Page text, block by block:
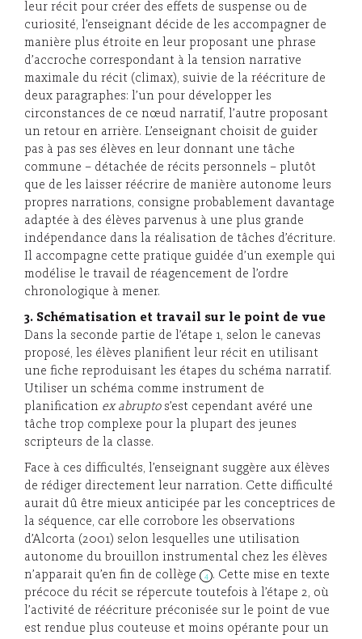
leur récit pour créer des effets de suspense ou de
curiosité, l’enseignant décide de les accompagner de
manière plus étroite en leur proposant une phrase
d’accroche correspondant à la tension narrative
maximale du récit (climax), suivie de la réécriture de
deux paragraphes: l’un pour développer les
circonstances de ce nœud narratif, l’autre proposant
un retour en arrière. L’enseignant choisit de guider
pas à pas ses élèves en leur donnant une tâche
commune – détachée de récits personnels – plutôt
que de les laisser réécrire de manière autonome leurs
propres narrations, consigne probablement davantage
adaptée à des élèves parvenus à une plus grande
indépendance dans la réalisation de tâches d’écriture.
Il accompagne cette pratique guidée d’un exemple qui
modélise le travail de réagencement de l’ordre
chronologique à mener.
3. Schématisation et travail sur le point de vue
Dans la seconde partie de l’étape 1, selon le canevas
proposé, les élèves planifient leur récit en utilisant
une fiche reproduisant les étapes du schéma narratif.
Utiliser un schéma comme instrument de
planification ex abruptos’est cependant avéré une
tâche trop complexe pour la plupart des jeunes
scripteurs de la classe.
Face à ces difficultés, l’enseignant suggère aux élèves
de rédiger directement leur narration. Cette difficulté
aurait dû être mieux anticipée par les conceptrices de
la séquence, car elle corrobore les observations
d’Alcorta (2001) selon lesquelles une utilisation
autonome du brouillon instrumental chez les élèves
n’apparait qu’en fin de collège
4
. Cette mise en texte
précoce du récit se répercute toutefois à l’étape 2, où
l’activité de réécriture préconisée sur le point de vue
est rendue plus couteuse et moins opérante pour un